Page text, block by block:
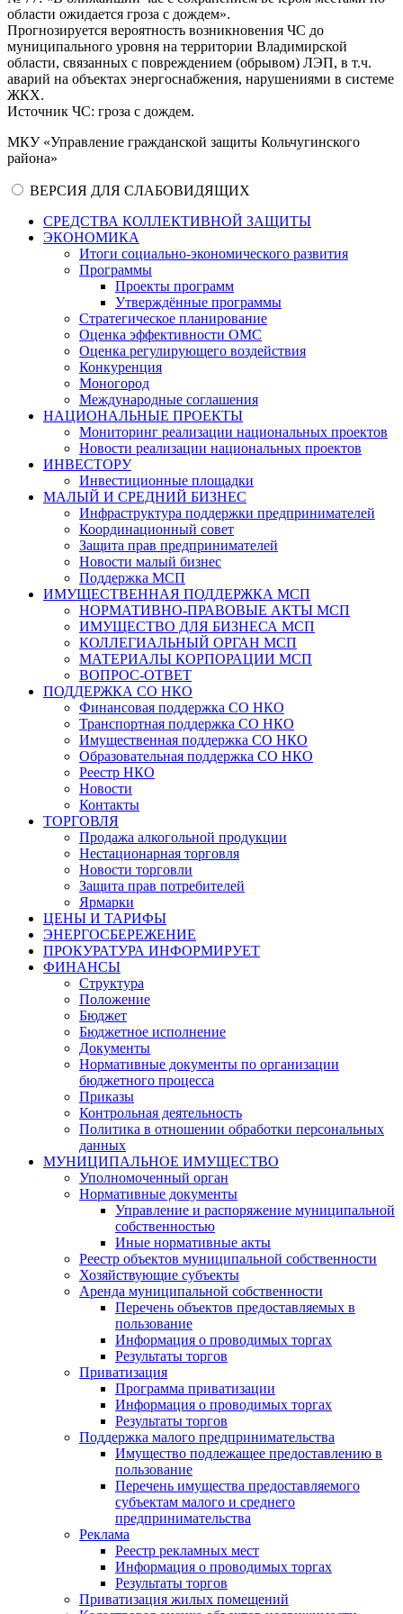
области ожидается гроза с дождем».
Прогнозируется вероятность возникновения ЧС до
муниципального уровня на территории Владимирской
области, связанных с повреждением (обрывом) ЛЭП, в т.ч.
аварий на объектах энергоснабжения, нарушениями в системе
ЖКХ.
Источник ЧС: гроза с дождем.
МКУ «Управление гражданской защиты Кольчугинского
района»
ВЕРСИЯ ДЛЯ СЛАБОВИДЯЩИХ
СРЕДСТВА КОЛЛЕКТИВНОЙ ЗАЩИТЫ
ЭКОНОМИКА
Итоги социально-экономического развития
Программы
Проекты программ
Утверждённые программы
Стратегическое планирование
Оценка эффективности ОМС
Оценка регулирующего воздействия
Конкуренция
Моногород
Международные соглашения
НАЦИОНАЛЬНЫЕ ПРОЕКТЫ
Мониторинг реализации национальных проектов
Новости реализации национальных проектов
ИНВЕСТОРУ
Инвестиционные площадки
МАЛЫЙ И СРЕДНИЙ БИЗНЕС
Инфраструктура поддержки предпринимателей
Координационный совет
Защита прав предпринимателей
Новости малый бизнес
Поддержка МСП
ИМУЩЕСТВЕННАЯ ПОДДЕРЖКА МСП
НОРМАТИВНО-ПРАВОВЫЕ АКТЫ МСП
ИМУЩЕСТВО ДЛЯ БИЗНЕСА МСП
КОЛЛЕГИАЛЬНЫЙ ОРГАН МСП
МАТЕРИАЛЫ КОРПОРАЦИИ МСП
ВОПРОС-ОТВЕТ
ПОДДЕРЖКА СО НКО
Финансовая поддержка СО НКО
Транспортная поддержка СО НКО
Имущественная поддержка СО НКО
Образовательная поддержка СО НКО
Реестр НКО
Новости
Контакты
ТОРГОВЛЯ
Продажа алкогольной продукции
Нестационарная торговля
Новости торговли
Защита прав потребителей
Ярмарки
ЦЕНЫ И ТАРИФЫ
ЭНЕРГОСБЕРЕЖЕНИЕ
ПРОКУРАТУРА ИНФОРМИРУЕТ
ФИНАНСЫ
Структура
Положение
Бюджет
Бюджетное исполнение
Документы
Нормативные документы по организации
бюджетного процесса
Приказы
Контрольная деятельность
Политика в отношении обработки персональных
данных
МУНИЦИПАЛЬНОЕ ИМУЩЕСТВО
Уполномоченный орган
Нормативные документы
Управление и распоряжение муниципальной
собственностью
Иные нормативные акты
Реестр объектов муниципальной собственности
Хозяйствующие субъекты
Аренда муниципальной собственности
Перечень объектов предоставляемых в
пользование
Информация о проводимых торгах
Результаты торгов
Приватизация
Программа приватизации
Информация о проводимых торгах
Результаты торгов
Поддержка малого предпринимательства
Имущество подлежащее предоставлению в
пользование
Перечень имущества предоставляемого
субъектам малого и среднего
предпринимательства
Реклама
Реестр рекламных мест
Информация о проводимых торгах
Результаты торгов
Приватизация жилых помещений